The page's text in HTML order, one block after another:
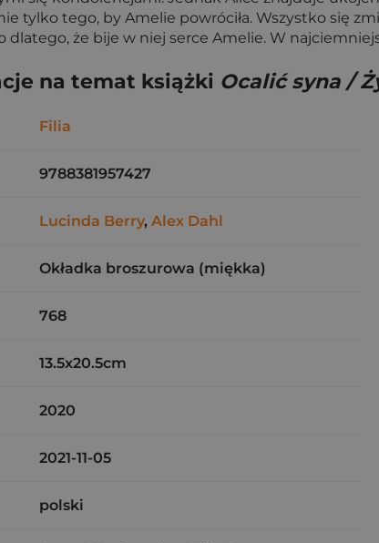
tylko tego, by Amelie powróciła. Wszystko się
dlatego, że bije w niej serce Amelie. W
na temat książki Ocalić syna /
Filia
9788381957427
Lucinda Berry, Alex Dahl
Okładka broszurowa (miękka)
768
13.5x20.5cm
2020
2021-11-05
polski